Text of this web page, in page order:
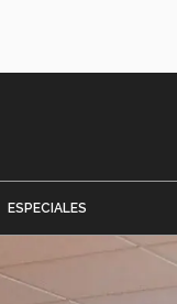
ESPECIALES